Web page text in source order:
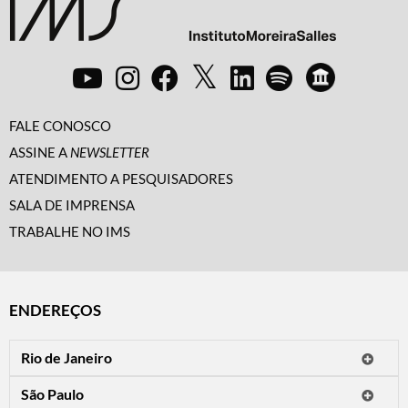
FALE CONOSCO
ASSINE A NEWSLETTER
ATENDIMENTO A PESQUISADORES
SALA DE IMPRENSA
TRABALHE NO IMS
ENDEREÇOS
Rio de Janeiro
Horário de visitação: a programação do IMS no Rio de Janeiro será
São Paulo